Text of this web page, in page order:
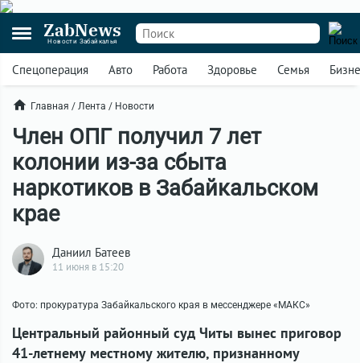
ZabNews
Новости Забайкалья
Спецоперация Авто Работа Здоровье Семья
Главная / Лента / Новости
Член ОПГ получил 7 лет
колонии из-за сбыта
наркотиков в Забайкальском
крае
Даниил Батеев
11 июня в 15:20
Фото: прокуратура Забайкальского края в мессенджере «МАКС»
Центральный районный суд Читы вынес приговор
41-летнему местному жителю, признанному